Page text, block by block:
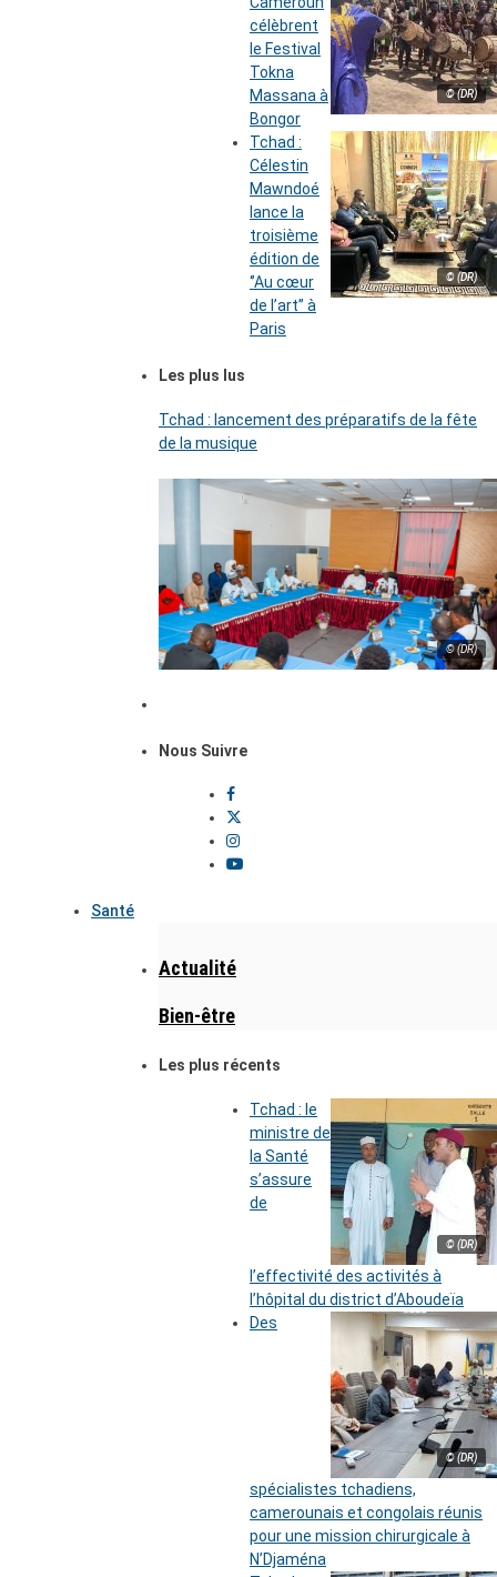
© (DR)
célèbrent
le Festival
Tokna
Massana à
Bongor
© (DR)
Tchad :
Célestin
Mawndoé
lance la
troisième
édition de
‘’Au cœur
de l’art’’ à
Paris
Les plus lus
Tchad : lancement des préparatifs de la fête
de la musique
© (DR)
Nous Suivre
Santé
Actualité
Bien-être
Les plus récents
© (DR)
Tchad : le
ministre de
la Santé
s’assure
de
l’effectivité des activités à
l’hôpital du district d’Aboudeïa
© (DR)
Des
spécialistes tchadiens,
camerounais et congolais réunis
pour une mission chirurgicale à
N’Djaména